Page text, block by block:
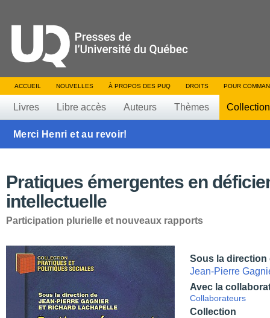
ACCUEIL NOUVELLES À PROPOS DES PUQ DROITS POUR
Livres Libre accès Auteurs Thèmes
Merci Henri et au revoir!
Pratiques émergentes en
intellectuelle
Participation plurielle et nouveaux rapports
Sous la direction
Jean-Pierre
Avec la
Collaborateurs
Collection